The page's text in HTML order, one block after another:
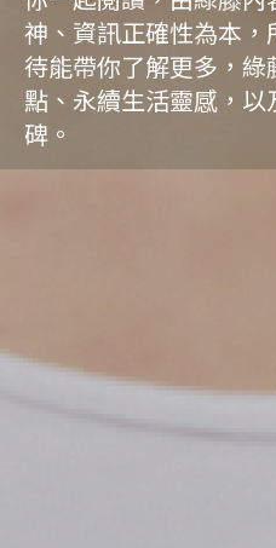
神、資訊正確性為本
待能帶你了解更多，
點、永續生活靈感，
碑。